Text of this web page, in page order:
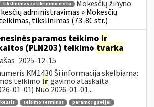
tikslinimas patikrinimo metu
Mokesčių žinyno
administravimas » Mokesčių
tikslinimas (73-80 str.)
paramos teikimo ir
(PLN203) teikimo tvarka
2025-12-15
KM1430 Ši informacija skelbiama:
teikimo irgavimo ataskaita
01-01) Nuo 2026-01-01...
teikimo terminas
paramos gavėjai